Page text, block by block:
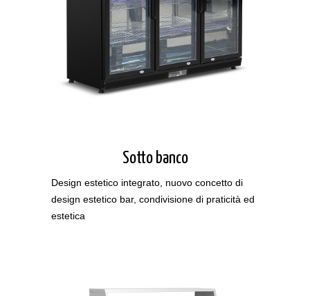
Sotto banco
Design estetico integrato, nuovo concetto di
design estetico bar, condivisione di praticità ed
estetica